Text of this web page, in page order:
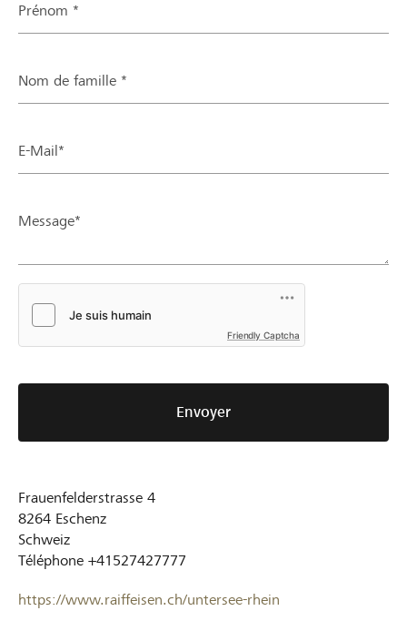
Prénom *
Nom de famille *
E-Mail*
Message*
Friendly Captcha
Envoyer
Frauenfelderstrasse 4
8264 Eschenz
Schweiz
Téléphone +41527427777
https://www.raiffeisen.ch/untersee-rhein